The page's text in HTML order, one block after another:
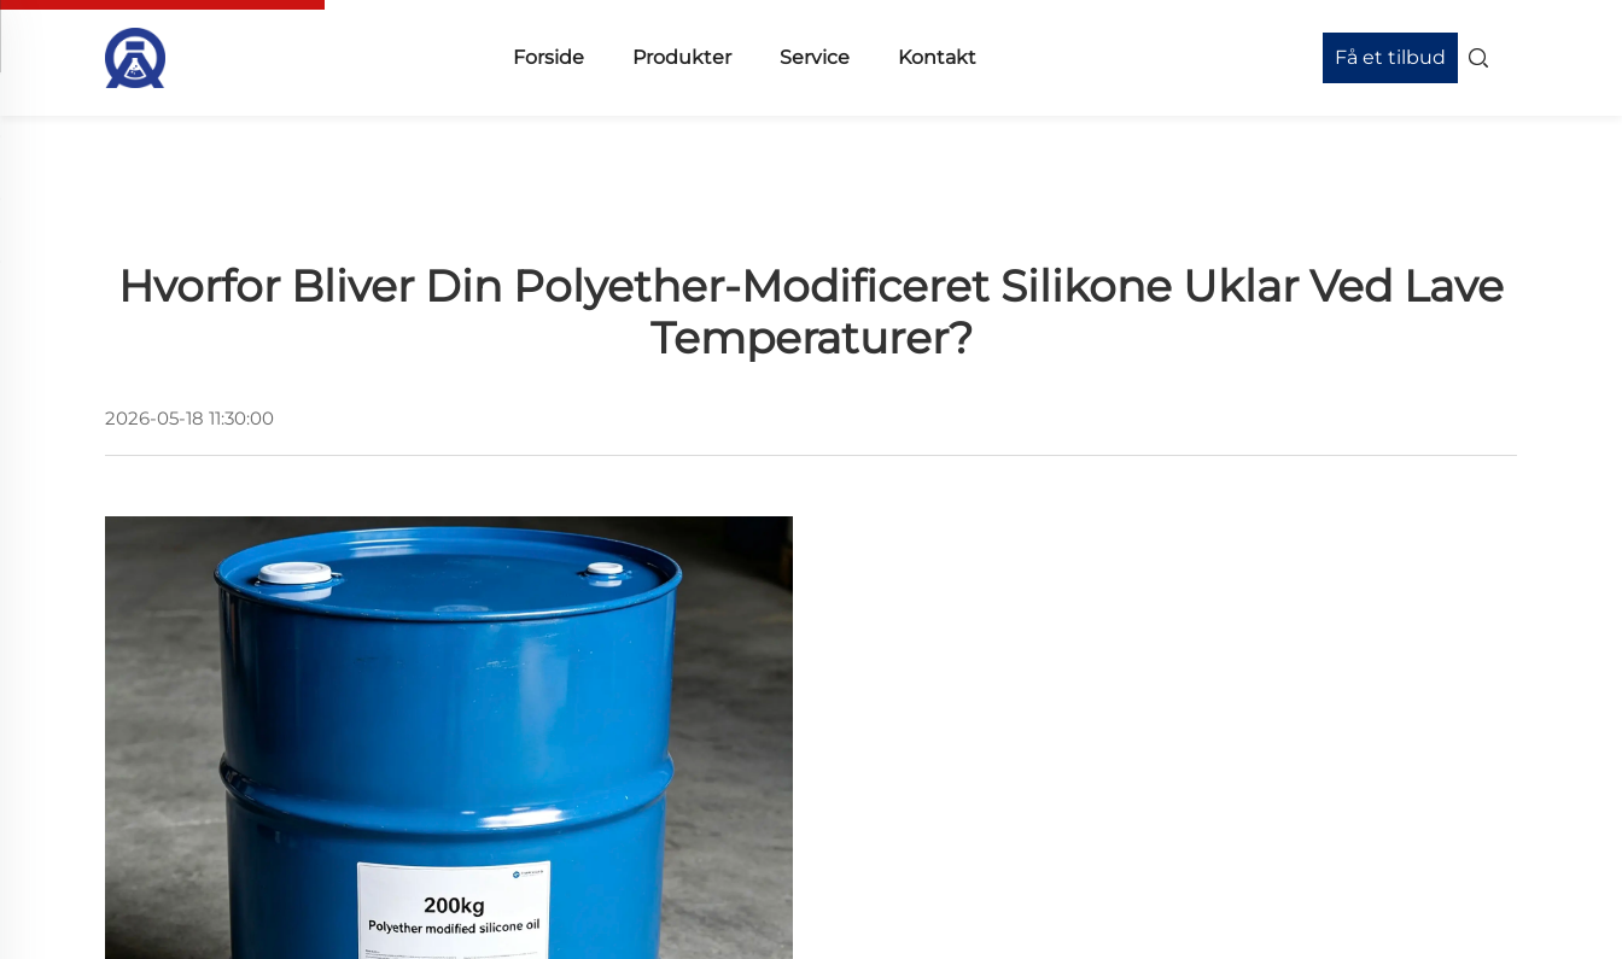
Forside Produkter Service Kontakt Få et tilbud
Hvorfor Bliver Din Polyether-Modificeret Silikone Uklar Ved Lave
Temperaturer?
2026-05-18 11:30:00